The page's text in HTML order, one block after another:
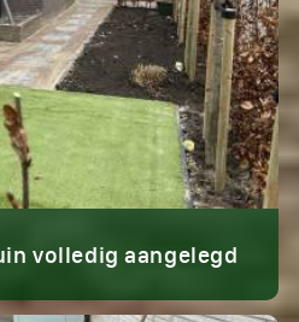
volledig aangelegd